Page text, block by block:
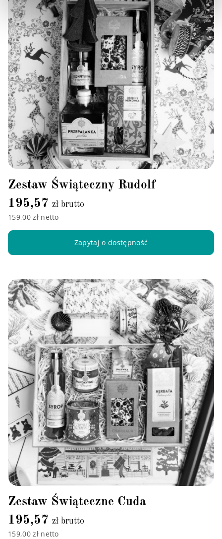
Zestaw Świąteczny Rudolf
195,57 zł brutto
159,00 zł netto
Zapytaj o dostępność
Zestaw Świąteczne Cuda
195,57 zł brutto
159,00 zł netto